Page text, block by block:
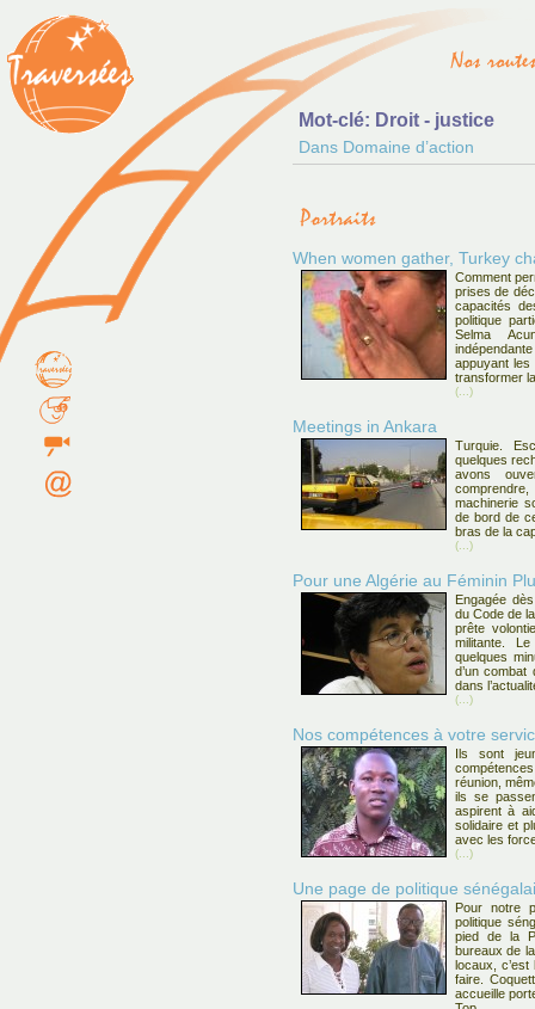
Mot-clé: Droit - justice
Dans Domaine d’action
When women gather, Turkey
Comment
prises de
capacités
politique
Selma
appuyant les
transformer
(...)
Meetings in Ankara
Turquie.
quelques
avons
machinerie
de bord de
bras de la
(...)
Pour une Algérie au Féminin
Engagée
du Code de
prête
militante.
quelques
d’un combat
dans
(...)
Nos compétences à votre
Ils sont
réunion,
ils se
aspirent à
solidaire et
avec les
(...)
Une page de politique
Pour notre
politique
pied de la
bureaux de
locaux,
faire.
accueille